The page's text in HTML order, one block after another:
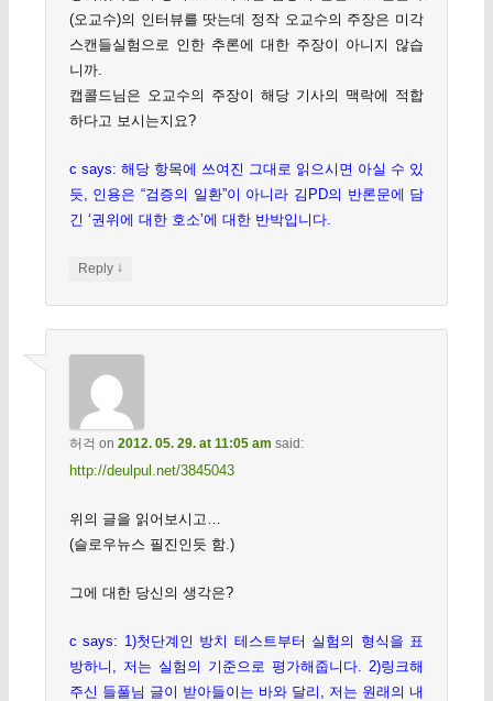
(오교수)의 인터뷰를 땃는데 정작 오교수의 주장은 미각
스캔들실험으로 인한 추론에 대한 주장이 아니지 않습
니까.
캡콜드님은 오교수의 주장이 해당 기사의 맥락에 적합
하다고 보시는지요?
c says: 해당 항목에 쓰여진 그대로 읽으시면 아실 수 있
듯, 인용은 “검증의 일환”이 아니라 김PD의 반론문에 담
긴 ‘권위에 대한 호소’에 대한 반박입니다.
Reply ↓
허걱 on 2012. 05. 29. at 11:05 am said:
http://deulpul.net/3845043
위의 글을 읽어보시고…
(슬로우뉴스 필진인듯 함.)
그에 대한 당신의 생각은?
c says: 1)첫단계인 방치 테스트부터 실험의 형식을 표
방하니, 저는 실험의 기준으로 평가해줍니다. 2)링크해
주신 들풀님 글이 받아들이는 바와 달리, 저는 원래의 내